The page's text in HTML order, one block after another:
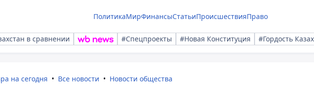
ПолитикаМирФинансыСтатьиПроисшествияПраво
в сравнении #Спецпроекты #Новая Конституция #Гордость
на сегодня Все новости Новости общества